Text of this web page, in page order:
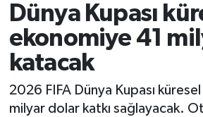
Dünya Kupası
ekonomiye 41
katacak
2026 FIFA Dünya Kupası
milyar dolar katkı sağlayacak.
GÜNDEM
HALKA ARZ
KRİPTO
Trafik Durumu
Süper Lig Puan Durumu ve
Tüm Manşetler